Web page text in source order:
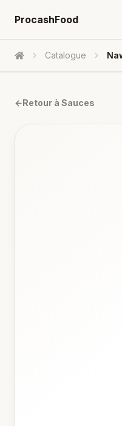
ProcashFood
Accueil Catalogue
←Retour à Sauces